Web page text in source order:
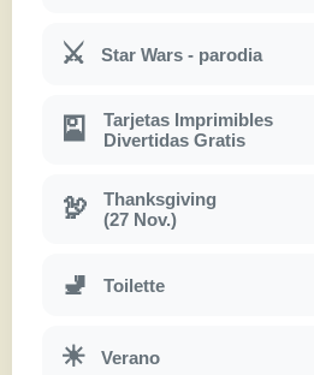
⚔ Star Wars - parodia
🎴
Tarjetas Imprimibles
Divertidas Gratis
🦃
Thanksgiving
(27 Nov.)
🚽 Toilette
☀ Verano